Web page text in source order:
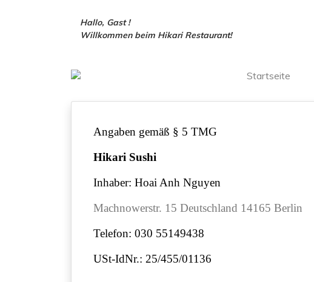
Hallo, Gast !
Willkommen beim Hikari Restaurant!
Startseite
Angaben gemäß § 5 TMG
Hikari Sushi
Inhaber: Hoai Anh Nguyen
Machnowerstr. 15 Deutschland 14165 Berlin
Telefon: 030 55149438
USt-IdNr.: 25/455/01136